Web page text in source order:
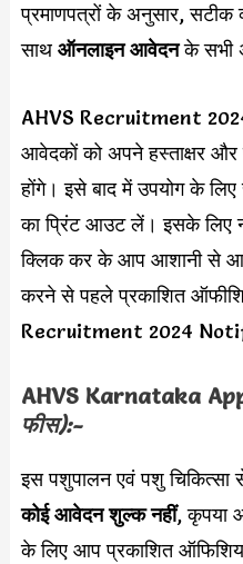
प्रमाणपत्रों के अनुसार, सटीक
साथ ऑनलाइन आवेदनके सभी
AHVS Recruitment
आवेदकों को अपने हस्ताक्षर
होंगे। इसे बाद में उपयोग के
का प्रिंट आउट लें। इसके लिए
क्लिक कर के आप आशानी से
करने से पहले प्रकाशित
Recruitment 2024
AHVS Karnataka
फीस):-
इस पशुपालन एवं पशु चिकित्सा
कोई आवेदन शुल्क नहीं, कृपया
के लिए आप प्रकाशित